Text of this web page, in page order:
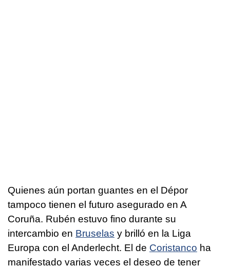
Quienes aún portan guantes en el Dépor
tampoco tienen el futuro asegurado en A
Coruña. Rubén estuvo fino durante su
intercambio en Bruselas y brilló en la Liga
Europa con el Anderlecht. El de Coristanco ha
manifestado varias veces el deseo de tener